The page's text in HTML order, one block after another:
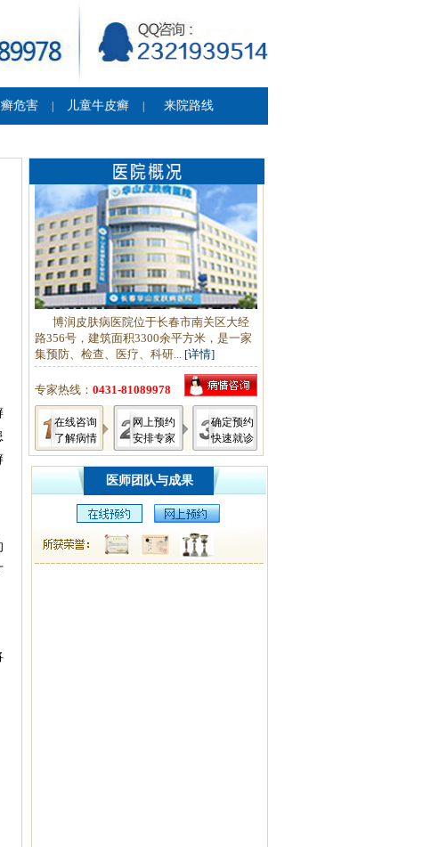
危害 儿童牛皮癣 来院路线
博润皮肤病医院位于长春市南关区大经
路356号，建筑面积3300余平方米，是一家
集预防、检查、医疗、科研... [详情]
专家热线： 0431-81089978
在线咨询
了解病情
网上预约
安排专家
确定预约
快速就诊
医师团队与成果